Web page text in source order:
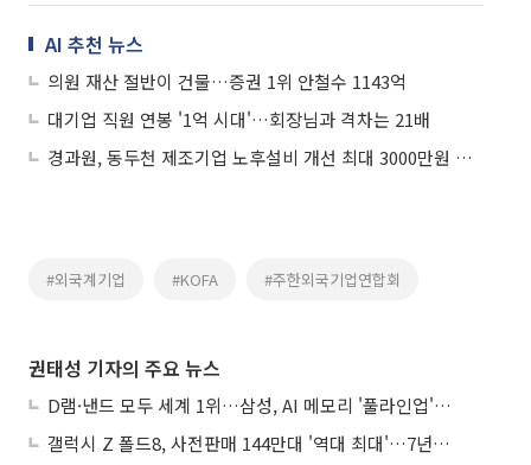
AI 추천 뉴스
의원 재산 절반이 건물…증권 1위 안철수 1143억
대기업 직원 연봉 '1억 시대'…회장님과 격차는 21배
경과원, 동두천 제조기업 노후설비 개선 최대 3000만원 지원
#외국계기업 #KOFA #주한외국기업연합회
권태성 기자의 주요 뉴스
D램·낸드 모두 세계 1위…삼성, AI 메모리 '풀라인업'으로 승부
갤럭시 Z 폴드8, 사전판매 144만대 '역대 최대'…7년만에 갤노트10 기록 넘어